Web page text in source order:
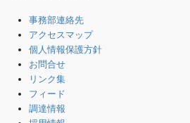
事務部連絡先
アクセスマップ
個人情報保護方針
お問合せ
リンク集
フィード
調達情報